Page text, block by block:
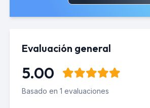
Evaluación general
5.00
Basado en 1 evaluaciones